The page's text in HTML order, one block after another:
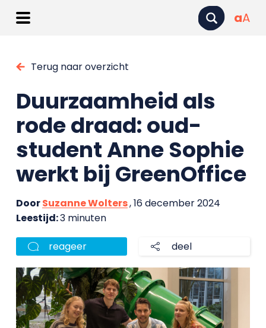
aA
Terug naar overzicht
Duurzaamheid als
rode draad: oud-
student Anne Sophie
werkt bij GreenOffice
DoorSuzanne Wolters, 16 december 2024
Leestijd:3 minuten
reageer deel